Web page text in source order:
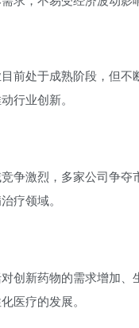
前处于成熟阶段，但不
行业创新。
争激烈，多家公司争夺
疗领域。
创新药物的需求增加、
医疗的发展。